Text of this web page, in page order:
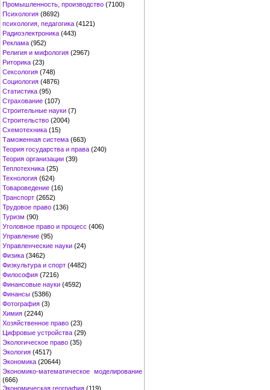
Промышленность, производство (7100)
Психология (8692)
психология, педагогика (4121)
Радиоэлектроника (443)
Реклама (952)
Религия и мифология (2967)
Риторика (23)
Сексология (748)
Социология (4876)
Статистика (95)
Страхование (107)
Строительные науки (7)
Строительство (2004)
Схемотехника (15)
Таможенная система (663)
Теория государства и права (240)
Теория организации (39)
Теплотехника (25)
Технология (624)
Товароведение (16)
Транспорт (2652)
Трудовое право (136)
Туризм (90)
Уголовное право и процесс (406)
Управление (95)
Управленческие науки (24)
Физика (3462)
Физкультура и спорт (4482)
Философия (7216)
Финансовые науки (4592)
Финансы (5386)
Фотография (3)
Химия (2244)
Хозяйственное право (23)
Цифровые устройства (29)
Экологическое право (35)
Экология (4517)
Экономика (20644)
Экономико-математическое моделирование
(666)
Экономическая география (119)